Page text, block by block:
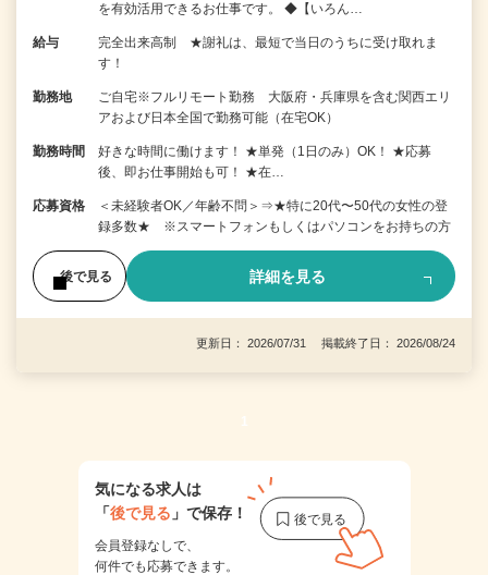
を有効活用できるお仕事です。 ◆【いろん…
給与
完全出来高制 ★謝礼は、最短で当日のうちに受け取れま
す！
勤務地
ご自宅※フルリモート勤務 大阪府・兵庫県を含む関西エリ
アおよび日本全国で勤務可能（在宅OK）
勤務時間
好きな時間に働けます！ ★単発（1日のみ）OK！ ★応募
後、即お仕事開始も可！ ★在…
応募資格
＜未経験者OK／年齢不問＞⇒★特に20代〜50代の女性の登
録多数★ ※スマートフォンもしくはパソコンをお持ちの方
後で見る 詳細を見る
更新日： 2026/07/31 掲載終了日： 2026/08/24
1
気になる求人は
「後で見る 」で保存！
会員登録なしで、
何件でも応募できます。